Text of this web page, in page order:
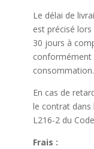
Le délai de
est précisé
30 jours à
conformément
consommation.
En cas de
le contrat dans
L216-2 du
Frais :